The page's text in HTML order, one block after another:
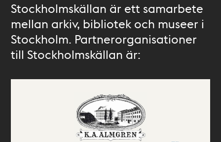
Stockholmskällan är ett samarbete
mellan arkiv, bibliotek och museer i
Stockholm. Partnerorganisationer
till Stockholmskällan är: